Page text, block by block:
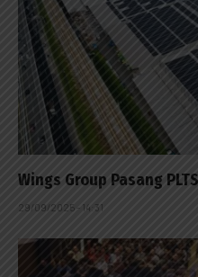
Wings Group Pasang
29/09/2025 - 14:31